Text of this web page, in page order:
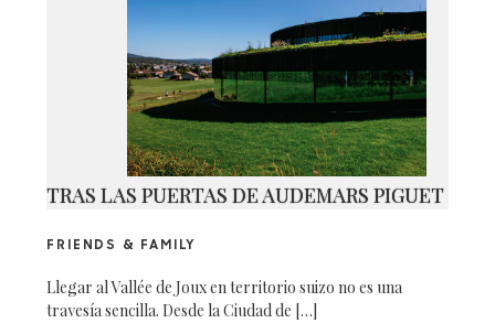
TRAS LAS PUERTAS DE AUDEMARS PIGUET
FRIENDS & FAMILY
Llegar al Vallée de Joux en territorio suizo no es una
travesía sencilla. Desde la Ciudad de […]